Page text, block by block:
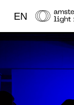
EN
OVERIG